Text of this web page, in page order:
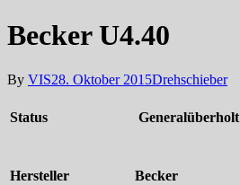
Becker U4.40
By VIS28. Oktober 2015Drehschieber
Status Generalüberholt
Hersteller Becker